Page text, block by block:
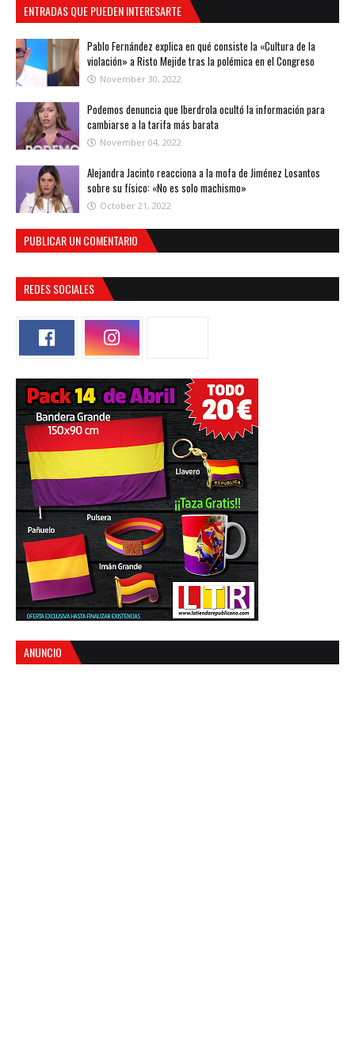
ENTRADAS QUE PUEDEN INTERESARTE
Pablo Fernández explica en qué consiste la «Cultura de la
violación» a Risto Mejide tras la polémica en el Congreso
November 30, 2022
Podemos denuncia que Iberdrola ocultó la información para
cambiarse a la tarifa más barata
November 04, 2022
Alejandra Jacinto reacciona a la mofa de Jiménez Losantos
sobre su físico: «No es solo machismo»
October 21, 2022
PUBLICAR UN COMENTARIO
REDES SOCIALES
ANUNCIO